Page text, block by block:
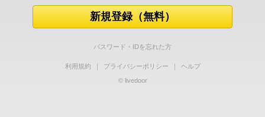
新規登録（無料）
パスワード・IDを忘れた方
利用規約 ｜ プライバシーポリシー ｜
ヘルプ
© livedoor